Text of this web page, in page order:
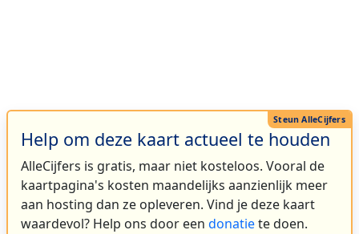
Help om deze kaart actueel te houden
AlleCijfers is gratis, maar niet kosteloos. Vooral de
kaartpagina's kosten maandelijks aanzienlijk meer
aan hosting dan ze opleveren. Vind je deze kaart
waardevol? Help ons door een donatiete doen.